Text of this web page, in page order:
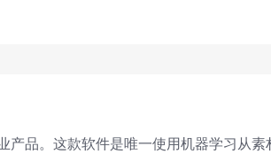
产品。这款软件是唯一使用机器学习从素